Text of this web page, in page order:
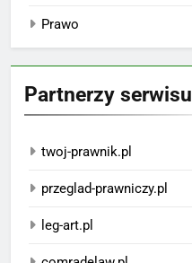
Prawo
Partnerzy serwisu
twoj-prawnik.pl
przeglad-prawniczy.pl
leg-art.pl